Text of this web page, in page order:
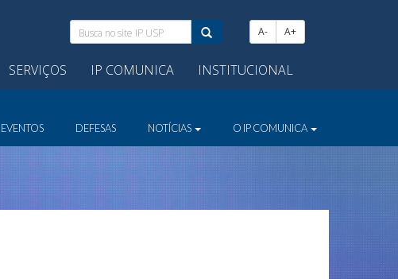
Busca
no
site
IP
A- A+
SERVIÇOS IP COMUNICA INSTITUCIONAL
EVENTOS DEFESAS NOTÍCIAS O IP COMUNICA